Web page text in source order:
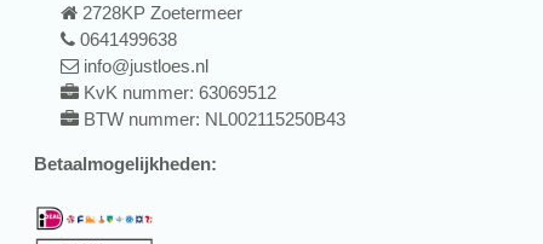
2728KP Zoetermeer
0641499638
info@justloes.nl
KvK nummer: 63069512
BTW nummer: NL002115250B43
Betaalmogelijkheden: